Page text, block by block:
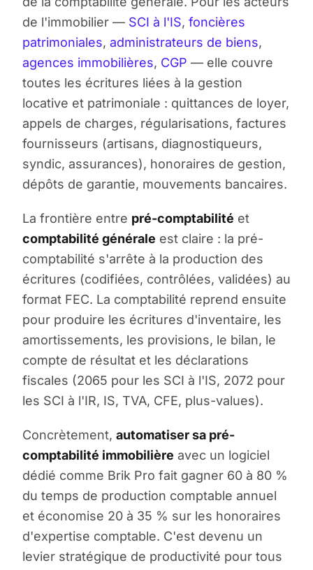
de l'immobilier — SCI à l'IS, foncières
patrimoniales, administrateurs de biens,
agences immobilières, CGP — elle couvre
toutes les écritures liées à la gestion
locative et patrimoniale : quittances de loyer,
appels de charges, régularisations, factures
fournisseurs (artisans, diagnostiqueurs,
syndic, assurances), honoraires de gestion,
dépôts de garantie, mouvements bancaires.
La frontière entre pré-comptabilité et
comptabilité générale est claire : la pré-
comptabilité s'arrête à la production des
écritures (codifiées, contrôlées, validées) au
format FEC. La comptabilité reprend ensuite
pour produire les écritures d'inventaire, les
amortissements, les provisions, le bilan, le
compte de résultat et les déclarations
fiscales (2065 pour les SCI à l'IS, 2072 pour
les SCI à l'IR, IS, TVA, CFE, plus-values).
Concrètement, automatiser sa pré-
comptabilité immobilière avec un logiciel
dédié comme Brik Pro fait gagner 60 à 80 %
du temps de production comptable annuel
et économise 20 à 35 % sur les honoraires
d'expertise comptable. C'est devenu un
levier stratégique de productivité pour tous